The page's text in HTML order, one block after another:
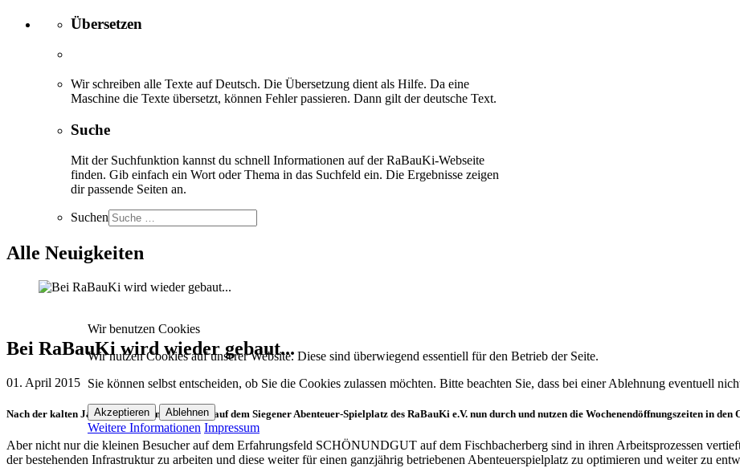
Übersetzen
Wir schreiben alle Texte auf Deutsch. Die Übersetzung dient als Hilfe. Da eine
Maschine die Texte übersetzt, können Fehler passieren. Dann gilt der deutsche Text.
Suche
Mit der Suchfunktion kannst du schnell Informationen auf der RaBauKi-Webseite
finden. Gib einfach ein Wort oder Thema in das Suchfeld ein. Die Ergebnisse zeigen
dir passende Seiten an.
Suchen
Alle Neuigkeiten
Bei RaBauKi wird wieder gebaut...
01. April 2015
Nach der kalten Jahreszeit starten die Kinder auf dem Siegener Abenteuer-Spielplatz des RaBauKi e.V. nun durch und nutzen die Wochenendöffnungszeiten in
Aber nicht nur die kleinen Besucher auf dem Erfahrungsfeld SCHÖNUNDGUT auf dem Fischbacherberg sind in ihren Arbeitsprozessen
der bestehenden Infrastruktur zu arbeiten und diese weiter für einen ganzjährig betriebenen Abenteuerspielplatz zu optimieren und weiter zu
Wir benutzen Cookies
Wir nutzen Cookies auf unserer Website. Diese sind überwiegend essentiell für den Betrieb der Seite.
Sie können selbst entscheiden, ob Sie die Cookies zulassen möchten. Bitte beachten Sie, dass bei einer Ablehnung eventuell
Akzeptieren Ablehnen
Weitere Informationen Impressum